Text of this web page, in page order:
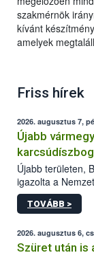
szakmérnök
kívánt
amelyek
Friss hírek
2026. augusztus 7,
Újabb
Újabb területen,
igazolta a
kőrisrontó
kártevőt nem
az intenzív
hatósággal is
TOVÁBB >
2026. augusztus 6,
Szüret után is